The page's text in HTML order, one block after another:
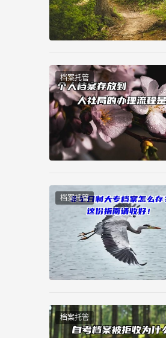
档案托管
档案托管
档案托管